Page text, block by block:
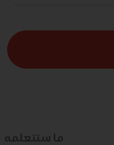
ما ستتعلمه